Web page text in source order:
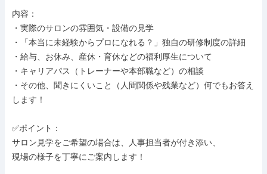
内容：
・実際のサロンの雰囲気・設備の見学
・「本当に未経験からプロになれる？」独自の研修制度の詳細
・給与、お休み、産休・育休などの福利厚生について
・キャリアパス（トレーナーや本部職など）の相談
・その他、聞きにくいこと（人間関係や残業など）何でもお答え
します！
✅ポイント：
サロン見学をご希望の場合は、人事担当者が付き添い、
現場の様子を丁寧にご案内します！